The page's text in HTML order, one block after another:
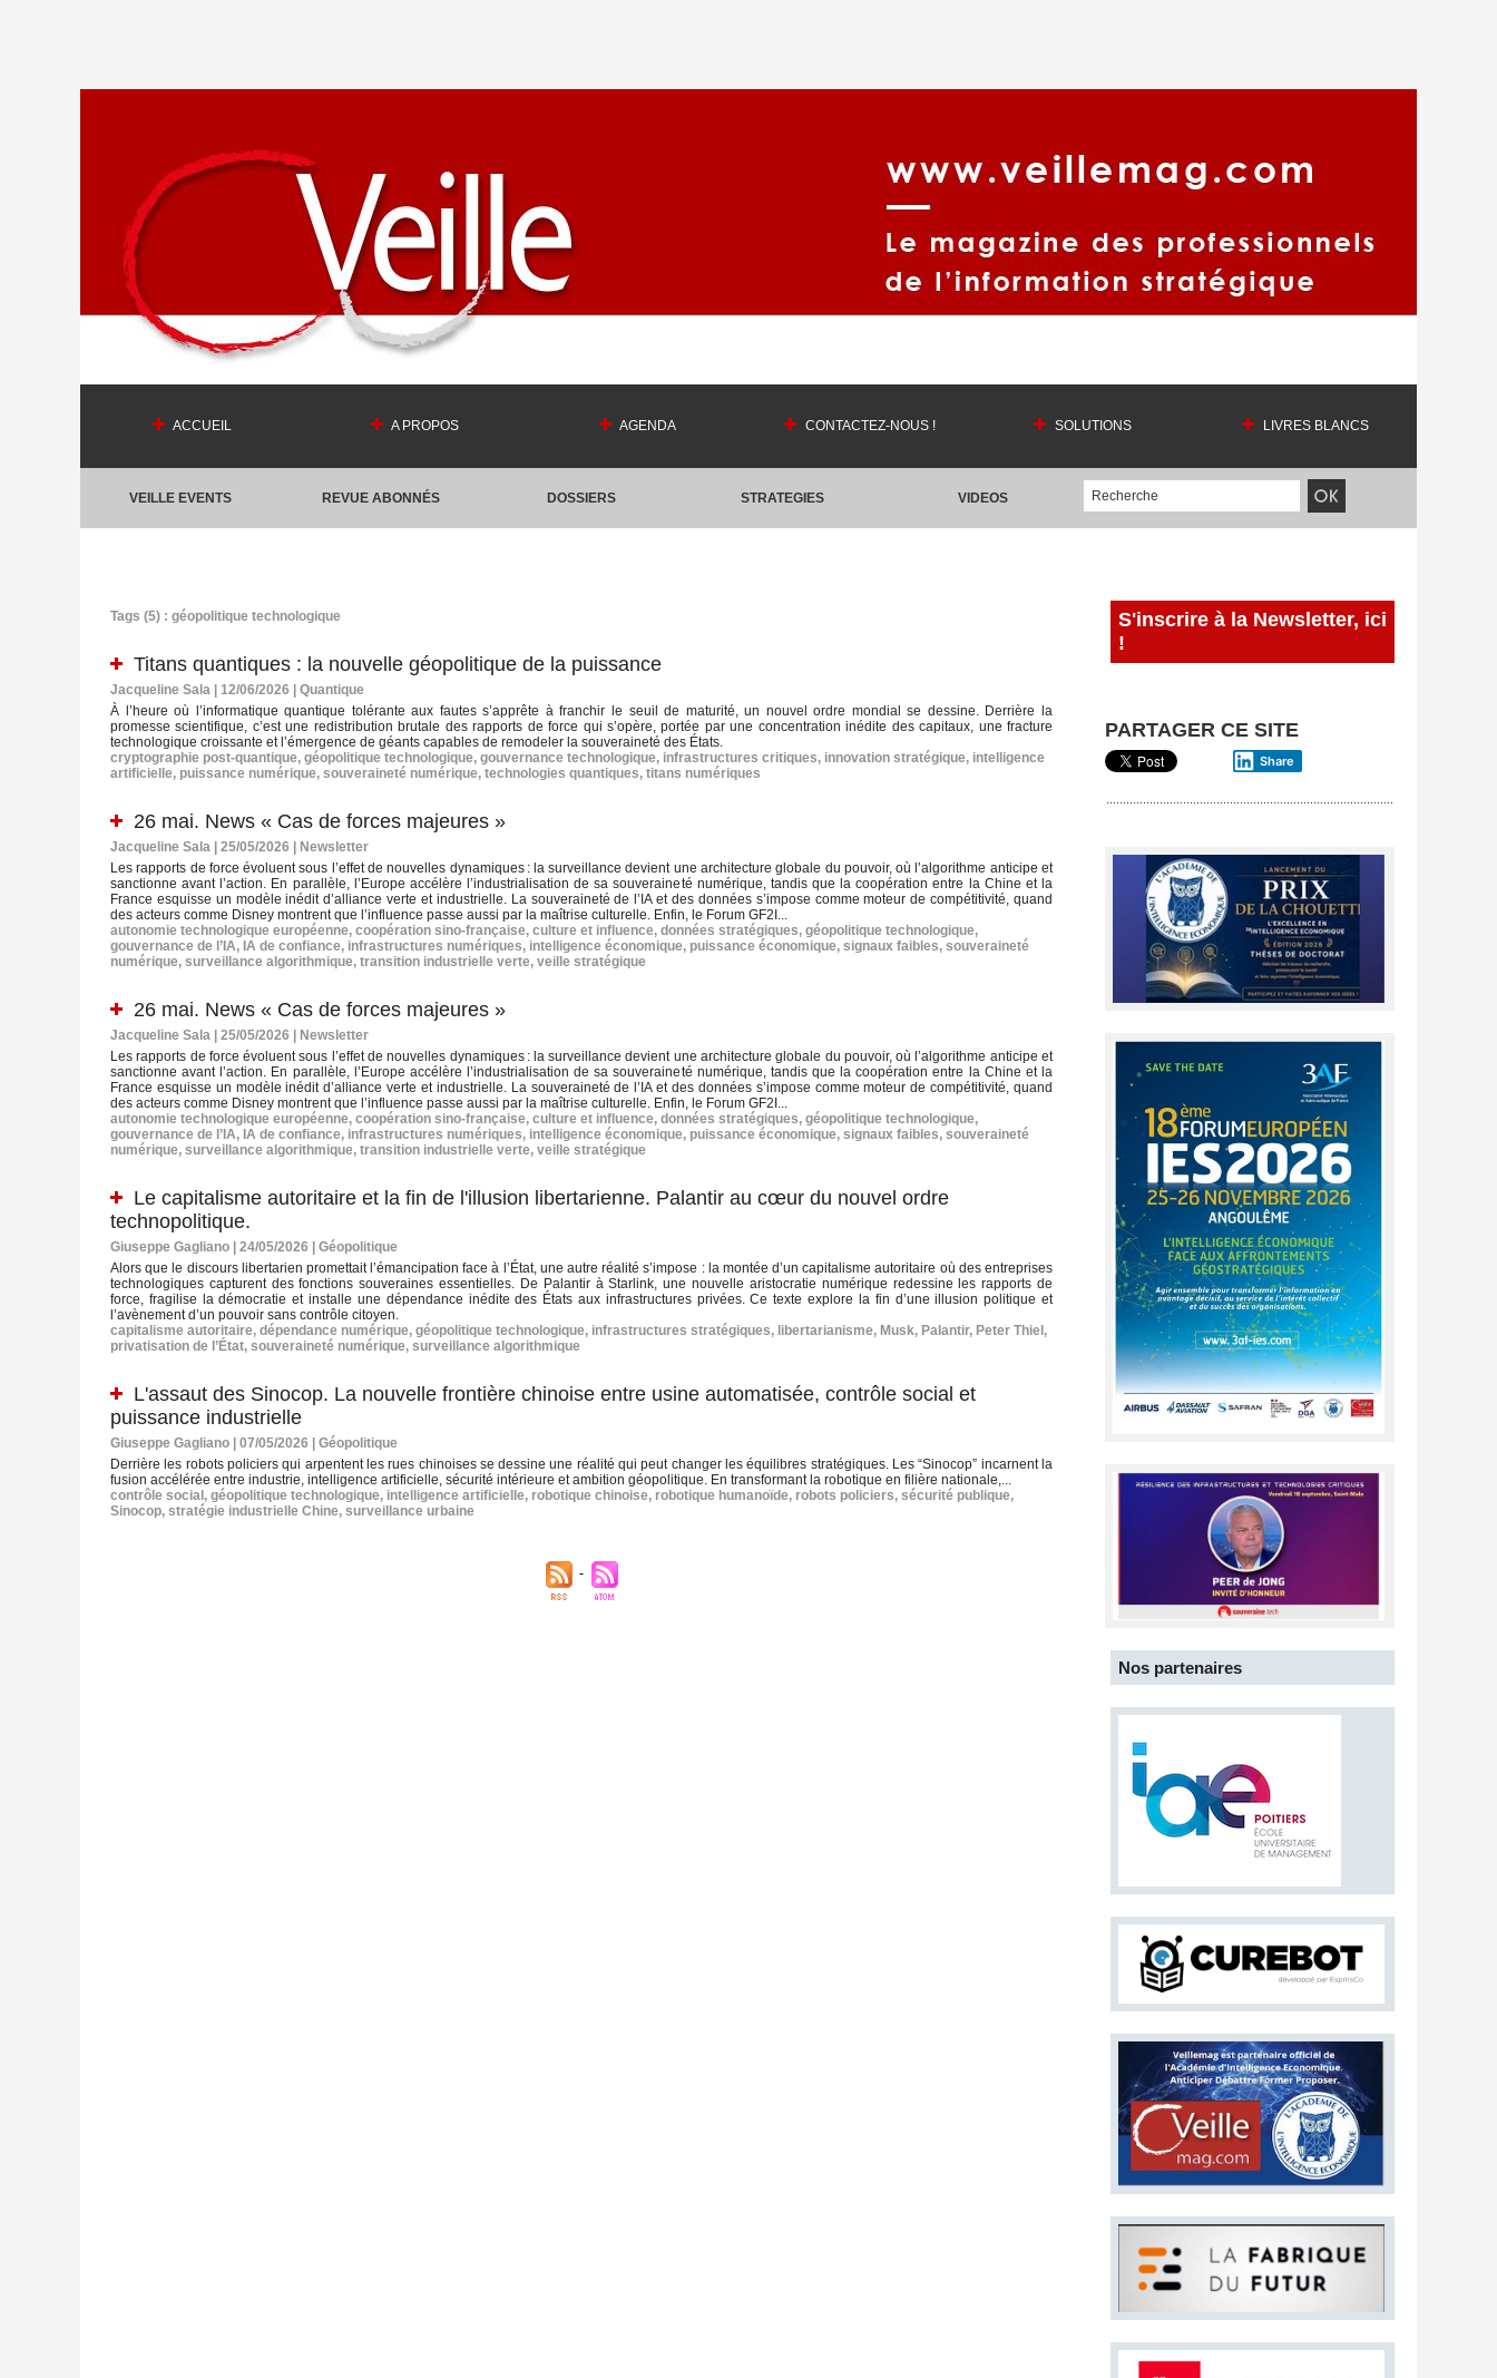
ACCUEIL A PROPOS AGENDA CONTACTEZ-NOUS ! SOLUTIONS LIVRES BLANCS
VEILLE EVENTS REVUE ABONNÉS DOSSIERS STRATEGIES VIDEOS
Tags (5) : géopolitique technologique
Titans quantiques : la nouvelle géopolitique de la puissance
Jacqueline Sala | 12/06/2026
Quantique
À l’heure où l’informatique quantique tolérante aux fautes s’apprête à franchir le seuil de maturité, un nouvel ordre mondial se dessine. Derrière la
promesse scientifique, c’est une redistribution brutale des rapports de force qui s’opère, portée par une concentration inédite des capitaux, une fracture
technologique croissante et l’émergence de géants capables de remodeler la souveraineté des États.
cryptographie post‑quantique, géopolitique technologique, gouvernance technologique, infrastructures critiques, innovation stratégique, intelligence
artificielle, puissance numérique, souveraineté numérique, technologies quantiques, titans numériques
26 mai. News « Cas de forces majeures »
Jacqueline Sala | 25/05/2026
Newsletter
Les rapports de force évoluent sous l’effet de nouvelles dynamiques : la surveillance devient une architecture globale du pouvoir, où l’algorithme anticipe et
sanctionne avant l’action. En parallèle, l’Europe accélère l’industrialisation de sa souveraineté numérique, tandis que la coopération entre la Chine et la
France esquisse un modèle inédit d’alliance verte et industrielle. La souveraineté de l’IA et des données s’impose comme moteur de compétitivité, quand
des acteurs comme Disney montrent que l’influence passe aussi par la maîtrise culturelle. Enfin, le Forum GF2I...
autonomie technologique européenne, coopération sino‑française, culture et influence, données stratégiques, géopolitique technologique,
gouvernance de l’IA, IA de confiance, infrastructures numériques, intelligence économique, puissance économique, signaux faibles, souveraineté
numérique, surveillance algorithmique, transition industrielle verte, veille stratégique
26 mai. News « Cas de forces majeures »
Jacqueline Sala | 25/05/2026
Newsletter
Les rapports de force évoluent sous l’effet de nouvelles dynamiques : la surveillance devient une architecture globale du pouvoir, où l’algorithme anticipe et
sanctionne avant l’action. En parallèle, l’Europe accélère l’industrialisation de sa souveraineté numérique, tandis que la coopération entre la Chine et la
France esquisse un modèle inédit d’alliance verte et industrielle. La souveraineté de l’IA et des données s’impose comme moteur de compétitivité, quand
des acteurs comme Disney montrent que l’influence passe aussi par la maîtrise culturelle. Enfin, le Forum GF2I...
autonomie technologique européenne, coopération sino‑française, culture et influence, données stratégiques, géopolitique technologique,
gouvernance de l’IA, IA de confiance, infrastructures numériques, intelligence économique, puissance économique, signaux faibles, souveraineté
numérique, surveillance algorithmique, transition industrielle verte, veille stratégique
Le capitalisme autoritaire et la fin de l'illusion libertarienne. Palantir au cœur du nouvel ordre
technopolitique.
Giuseppe Gagliano | 24/05/2026
Géopolitique
Alors que le discours libertarien promettait l’émancipation face à l’État, une autre réalité s’impose : la montée d’un capitalisme autoritaire où des entreprises
technologiques capturent des fonctions souveraines essentielles. De Palantir à Starlink, une nouvelle aristocratie numérique redessine les rapports de
force, fragilise la démocratie et installe une dépendance inédite des États aux infrastructures privées. Ce texte explore la fin d’une illusion politique et
l’avènement d’un pouvoir sans contrôle citoyen.
capitalisme autoritaire, dépendance numérique, géopolitique technologique, infrastructures stratégiques, libertarianisme, Musk, Palantir, Peter Thiel ,
privatisation de l’État, souveraineté numérique, surveillance algorithmique
L'assaut des Sinocop. La nouvelle frontière chinoise entre usine automatisée, contrôle social et
puissance industrielle
Giuseppe Gagliano | 07/05/2026
Géopolitique
Derrière les robots policiers qui arpentent les rues chinoises se dessine une réalité qui peut changer les équilibres stratégiques. Les “Sinocop” incarnent la
fusion accélérée entre industrie, intelligence artificielle, sécurité intérieure et ambition géopolitique. En transformant la robotique en filière nationale,...
contrôle social , géopolitique technologique, intelligence artificielle, robotique chinoise, robotique humanoïde, robots policiers, sécurité publique,
Sinocop, stratégie industrielle Chine, surveillance urbaine
S'inscrire à la Newsletter, ici
!
PARTAGER CE SITE
Share
Nos partenaires